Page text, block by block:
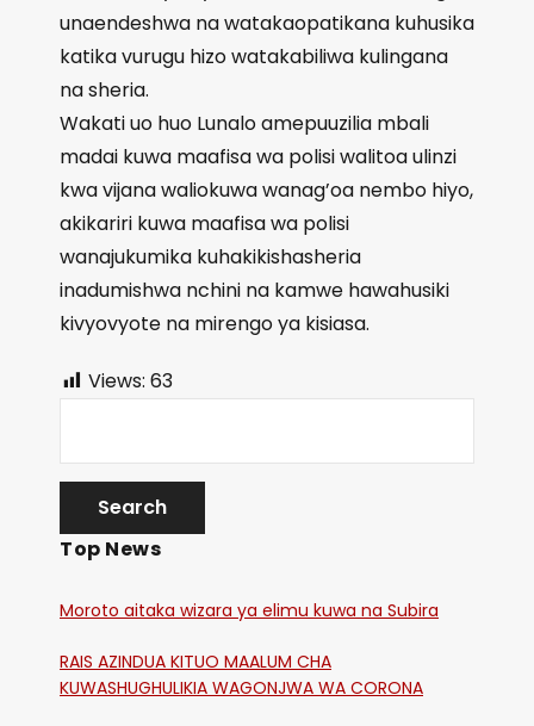
unaendeshwa na watakaopatikana kuhusika
katika vurugu hizo watakabiliwa kulingana
na sheria.
Wakati uo huo Lunalo amepuuzilia mbali
madai kuwa maafisa wa polisi walitoa ulinzi
kwa vijana waliokuwa wanag’oa nembo hiyo,
akikariri kuwa maafisa wa polisi
wanajukumika kuhakikishasheria
inadumishwa nchini na kamwe hawahusiki
kivyovyote na mirengo ya kisiasa.
Views: 63
Top News
Moroto aitaka wizara ya elimu kuwa na Subira
RAIS AZINDUA KITUO MAALUM CHA
KUWASHUGHULIKIA WAGONJWA WA CORONA